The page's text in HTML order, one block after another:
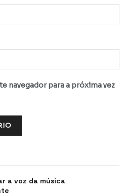
navegador para a próxima vez
a voz da música